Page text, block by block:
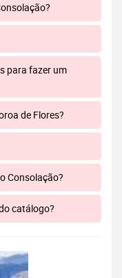
para fazer um
de Flores?
Consolação?
catálogo?